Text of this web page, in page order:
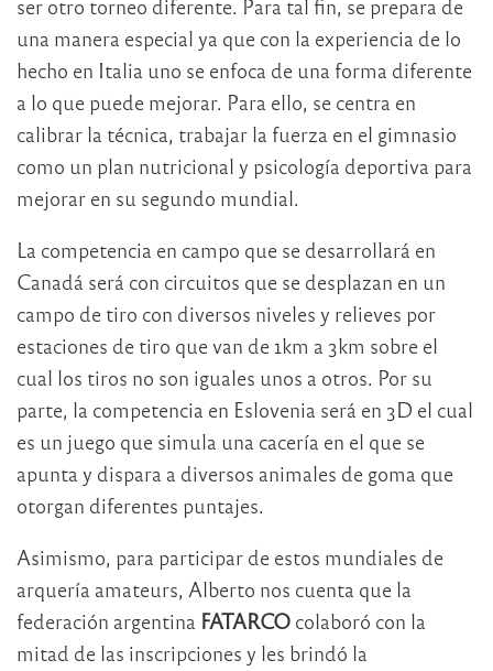
ser otro torneo diferente. Para tal fin, se prepara de
una manera especial ya que con la experiencia de lo
hecho en Italia uno se enfoca de una forma diferente
a lo que puede mejorar. Para ello, se centra en
calibrar la técnica, trabajar la fuerza en el gimnasio
como un plan nutricional y psicología deportiva para
mejorar en su segundo mundial.
La competencia en campo que se desarrollará en
Canadá será con circuitos que se desplazan en un
campo de tiro con diversos niveles y relieves por
estaciones de tiro que van de 1km a 3km sobre el
cual los tiros no son iguales unos a otros. Por su
parte, la competencia en Eslovenia será en 3D el cual
es un juego que simula una cacería en el que se
apunta y dispara a diversos animales de goma que
otorgan diferentes puntajes.
Asimismo, para participar de estos mundiales de
arquería amateurs, Alberto nos cuenta que la
federación argentina FATARCO colaboró con la
mitad de las inscripciones y les brindó la